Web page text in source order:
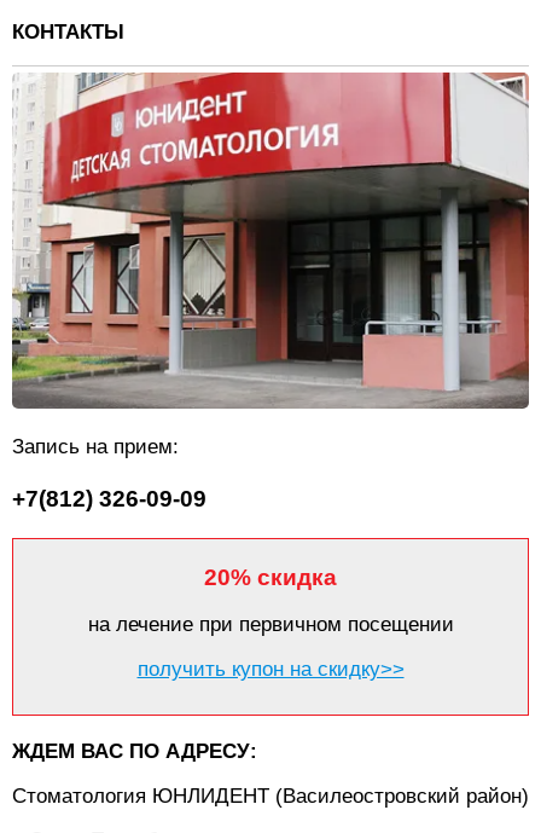
КОНТАКТЫ
Запись на прием:
+7(812) 326-09-09
20% скидка
на лечение при первичном посещении
получить купон на скидку>>
ЖДЕМ ВАС ПО АДРЕСУ:
Стоматология ЮНЛИДЕНТ (Василеостровский район)